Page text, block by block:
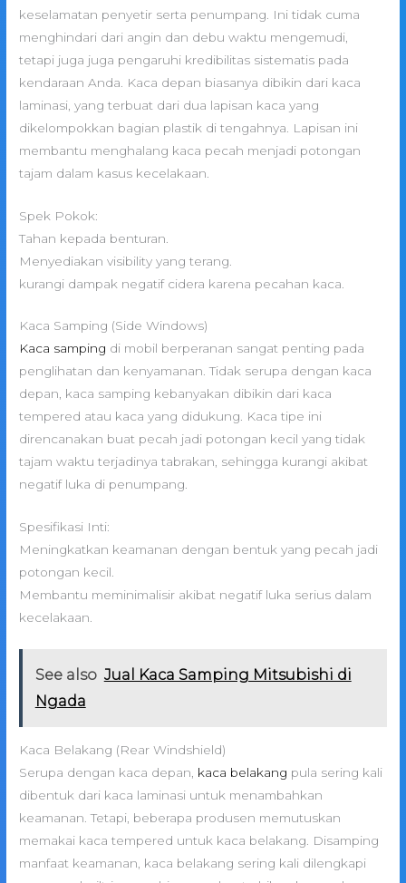
keselamatan penyetir serta penumpang. Ini tidak cuma
menghindari dari angin dan debu waktu mengemudi,
tetapi juga juga pengaruhi kredibilitas sistematis pada
kendaraan Anda. Kaca depan biasanya dibikin dari kaca
laminasi, yang terbuat dari dua lapisan kaca yang
dikelompokkan bagian plastik di tengahnya. Lapisan ini
membantu menghalang kaca pecah menjadi potongan
tajam dalam kasus kecelakaan.
Spek Pokok:
Tahan kepada benturan.
Menyediakan visibility yang terang.
kurangi dampak negatif cidera karena pecahan kaca.
Kaca Samping (Side Windows)
Kaca samping di mobil berperanan sangat penting pada
penglihatan dan kenyamanan. Tidak serupa dengan kaca
depan, kaca samping kebanyakan dibikin dari kaca
tempered atau kaca yang didukung. Kaca tipe ini
direncanakan buat pecah jadi potongan kecil yang tidak
tajam waktu terjadinya tabrakan, sehingga kurangi akibat
negatif luka di penumpang.
Spesifikasi Inti:
Meningkatkan keamanan dengan bentuk yang pecah jadi
potongan kecil.
Membantu meminimalisir akibat negatif luka serius dalam
kecelakaan.
See also Jual Kaca Samping Mitsubishi di
Ngada
Kaca Belakang (Rear Windshield)
Serupa dengan kaca depan, kaca belakang pula sering kali
dibentuk dari kaca laminasi untuk menambahkan
keamanan. Tetapi, beberapa produsen memutuskan
memakai kaca tempered untuk kaca belakang. Disamping
manfaat keamanan, kaca belakang sering kali dilengkapi